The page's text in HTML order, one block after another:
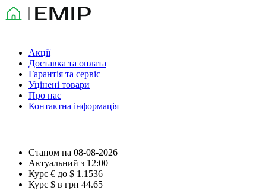
Акції
Доставка та оплата
Гарантія та сервіс
Уцінені товари
Про нас
Контактна інформація
Станом на 08-08-2026
Актуальний з 12:00
Курс € до $ 1.1536
Курс $ в грн 44.65